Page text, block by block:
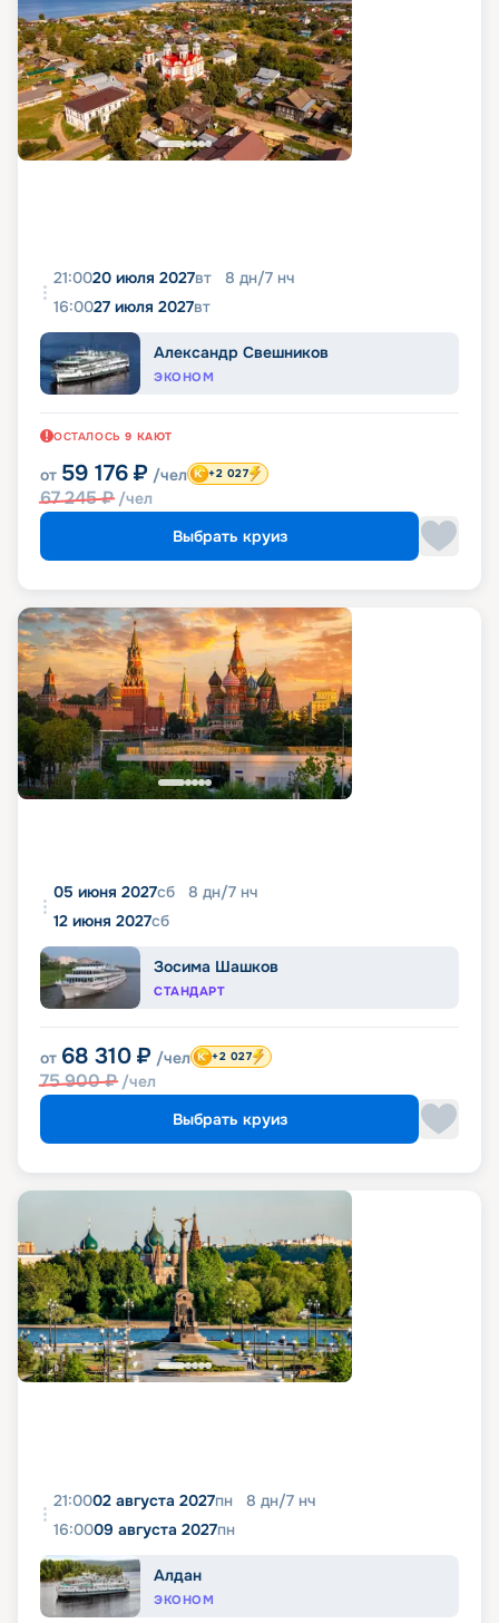
21:0020 июля 2027вт 8 дн/7 нч
16:0027 июля 2027вт
Александр Свешников
ЭКОНОМ
ОСТАЛОСЬ 9 КАЮТ
от 59 176 ₽ /чел
67 245₽ /чел
+2 027
Выбрать круиз
05 июня 2027сб 8 дн/7 нч
12 июня 2027сб
Зосима Шашков
СТАНДАРТ
от 68 310 ₽ /чел
75 900₽ /чел
+2 027
Выбрать круиз
21:0002 августа 2027пн 8 дн/7 нч
16:0009 августа 2027пн
Алдан
ЭКОНОМ